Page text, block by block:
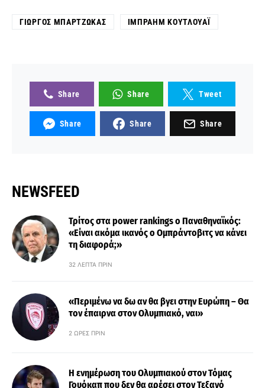
ΓΙΏΡΓΟΣ ΜΠΑΡΤΖΏΚΑΣ ΙΜΠΡΑΉΜ ΚΟΥΤΛΟΥΆΙ
Share Share Tweet
Share Share Share
NEWSFEED
Τρίτος στα power rankings ο Παναθηναϊκός:
«Είναι ακόμα ικανός ο Ομπράντοβιτς να κάνει
τη διαφορά;»
32 ΛΕΠΤΆ ΠΡΙΝ
«Περιμένω να δω αν θα βγει στην Ευρώπη – Θα
τον έπαιρνα στον Ολυμπιακό, ναι»
2 ΏΡΕΣ ΠΡΙΝ
Η ενημέρωση του Ολυμπιακού στον Τόμας
Γουόκαπ που δεν θα αρέσει στον Τεξανό